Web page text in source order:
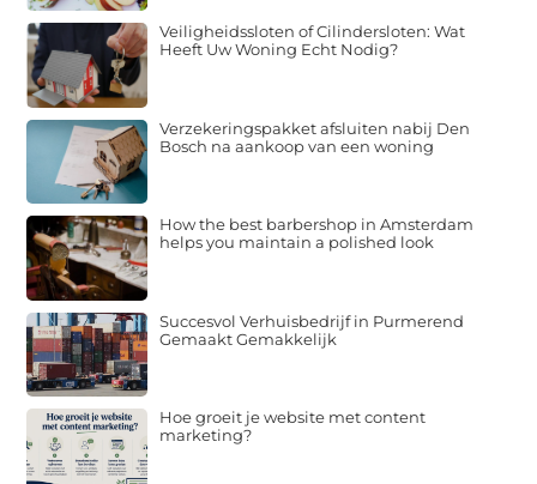
Veiligheidssloten of Cilindersloten: Wat
Heeft Uw Woning Echt Nodig?
Verzekeringspakket afsluiten nabij Den
Bosch na aankoop van een woning
How the best barbershop in Amsterdam
helps you maintain a polished look
Succesvol Verhuisbedrijf in Purmerend
Gemaakt Gemakkelijk
Hoe groeit je website met content
marketing?